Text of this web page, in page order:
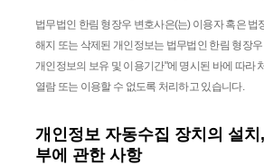
법무법인 한림 형장우 변호사은(는) 이용자 혹은 법
해지 또는 삭제된 개인정보는 법무법인 한림 형장
개인정보의 보유 및 이용기간"에 명시된 바에 따라
열람 또는 이용할 수 없도록 처리하고 있습니다.
개인정보 자동수집 장치의 설치
부에 관한 사항